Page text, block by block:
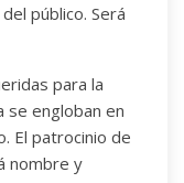
público. Será
para la
se engloban en
El patrocinio de
nombre y